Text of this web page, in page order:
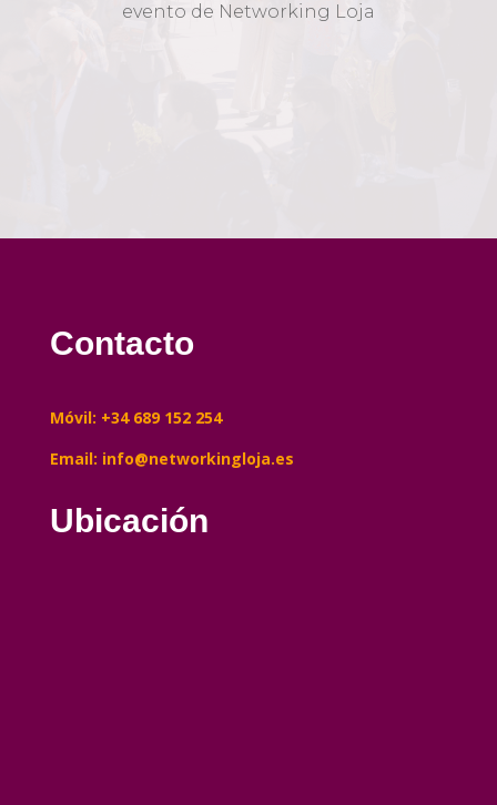
evento de Networking Loja
Contacto
Móvil: +34 689 152 254
Email: info@networkingloja.es
Ubicación